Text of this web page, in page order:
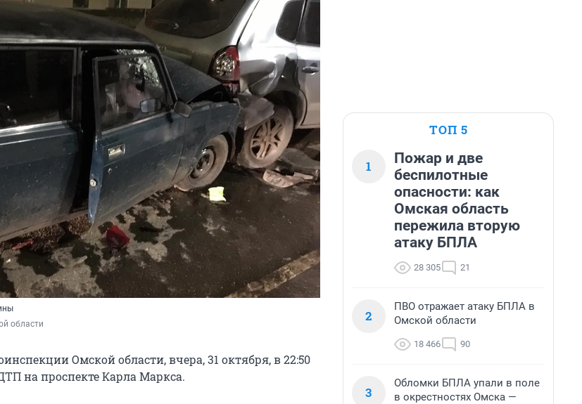
области
Омской области, вчера, 31 октября, в 22:50
на проспекте Карла Маркса.
ТОП 5
1
Пожар и две
беспилотные
опасности: как
Омская область
пережила вторую
атаку БПЛА
28 305 21
2
ПВО отражает атаку БПЛА в
Омской области
18 466 90
3
Обломки БПЛА упали в поле
в окрестностях Омска —